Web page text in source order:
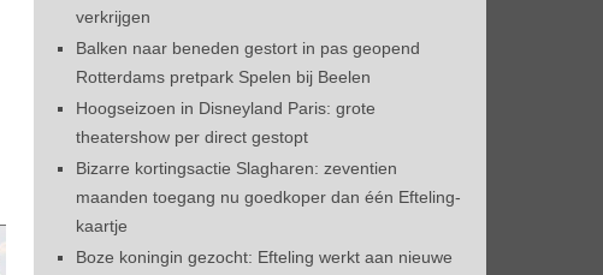
verkrijgen
Balken naar beneden gestort in pas geopend
Rotterdams pretpark Spelen bij Beelen
Hoogseizoen in Disneyland Paris: grote
theatershow per direct gestopt
Bizarre kortingsactie Slagharen: zeventien
maanden toegang nu goedkoper dan één Efteling-
kaartje
Boze koningin gezocht: Efteling werkt aan nieuwe